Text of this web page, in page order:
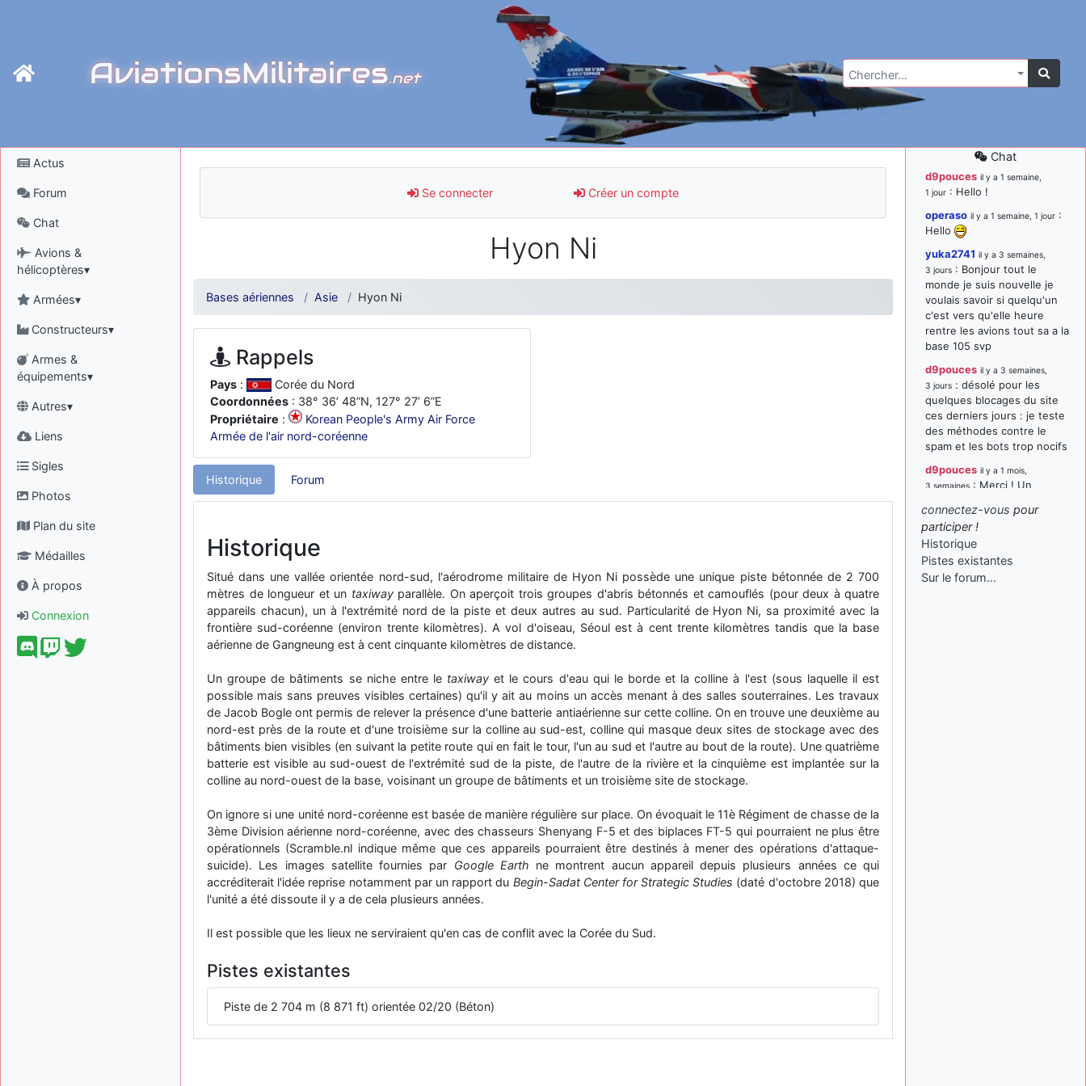
AviationsMilitaires.net Chercher…
Actus
Forum
Chat
Avions &
hélicoptères▾
Armées▾
Constructeurs▾
Armes &
équipements▾
Autres▾
Liens
Sigles
Photos
Plan du site
Médailles
À propos
Connexion
Se connecter Créer un compte
Hyon Ni
Bases aériennes Asie Hyon Ni
Rappels
Pays :
Corée du Nord
Coordonnées : 38° 36’ 48”N, 127° 27’ 6”E
Propriétaire :
Korean People's Army Air Force
Armée de l'air nord-coréenne
Historique Forum
Historique
Situé dans une vallée orientée nord-sud, l'aérodrome militaire de Hyon Ni possède une unique piste bétonnée de 2 700
mètres de longueur et un taxiway parallèle. On aperçoit trois groupes d'abris bétonnés et camouflés (pour deux à quatre
appareils chacun), un à l'extrémité nord de la piste et deux autres au sud. Particularité de Hyon Ni, sa proximité avec la
frontière sud-coréenne (environ trente kilomètres). A vol d'oiseau, Séoul est à cent trente kilomètres tandis que la base
aérienne de Gangneung est à cent cinquante kilomètres de distance.
Un groupe de bâtiments se niche entre le taxiwayet le cours d'eau qui le borde et la colline à l'est (sous laquelle il est
possible mais sans preuves visibles certaines) qu'il y ait au moins un accès menant à des salles souterraines. Les travaux
de Jacob Bogle ont permis de relever la présence d'une batterie antiaérienne sur cette colline. On en trouve une deuxième au
nord-est près de la route et d'une troisième sur la colline au sud-est, colline qui masque deux sites de stockage avec des
bâtiments bien visibles (en suivant la petite route qui en fait le tour, l'un au sud et l'autre au bout de la route). Une quatrième
batterie est visible au sud-ouest de l'extrémité sud de la piste, de l'autre de la rivière et la cinquième est implantée sur la
colline au nord-ouest de la base, voisinant un groupe de bâtiments et un troisième site de stockage.
On ignore si une unité nord-coréenne est basée de manière régulière sur place. On évoquait le 11è Régiment de chasse de la
3ème Division aérienne nord-coréenne, avec des chasseurs Shenyang F-5 et des biplaces FT-5 qui pourraient ne plus être
opérationnels (Scramble.nl indique même que ces appareils pourraient être destinés à mener des opérations d'attaque-
suicide). Les images satellite fournies par Google Earth ne montrent aucun appareil depuis plusieurs années ce qui
accréditerait l'idée reprise notamment par un rapport du Begin-Sadat Center for Strategic Studies (daté d'octobre 2018) que
l'unité a été dissoute il y a de cela plusieurs années.
Il est possible que les lieux ne serviraient qu'en cas de conflit avec la Corée du Sud.
Pistes existantes
Piste de 2 704 m (8 871 ft) orientée 02/20 (Béton)
Chat
d9pouces il y a 1 semaine,
1 jour : Hello !
operaso il y a 1 semaine, 1 jour :
Hello
yuka2741 il y a 3 semaines,
3 jours : Bonjour tout le
monde je suis nouvelle je
voulais savoir si quelqu'un
c'est vers qu'elle heure
rentre les avions tout sa a la
base 105 svp
d9pouces il y a 3 semaines,
3 jours : désolé pour les
quelques blocages du site
ces derniers jours : je teste
des méthodes contre le
spam et les bots trop nocifs
d9pouces il y a 1 mois,
3 semaines : Merci ! Un
paxwax il y a 1 mois, 3 semaines
Super, la nouvelle bannière
d9pouces il y a 2 mois,
1 semaine: je suis un
connectez-vous pour
participer !
Historique
Pistes existantes
Sur le forum…